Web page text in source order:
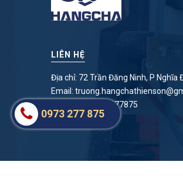
LIÊN HỆ
Địa chỉ: 72 Trần Đăng Ninh, P Nghĩa
Email:
0973277875
0973 277 875